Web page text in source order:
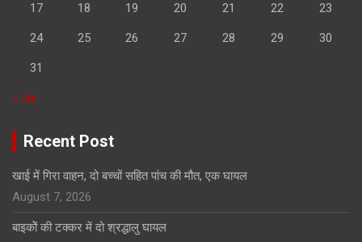
17 18 19 20 21 22 23
24 25 26 27 28 29 30
31
« Jul
Recent Post
खाई में गिरा वाहन, दो बच्चों सहित पांच की मौत, एक घायल
August 7, 2026
बाइकोें की टक्कर में दो श्रद्धालु घायल